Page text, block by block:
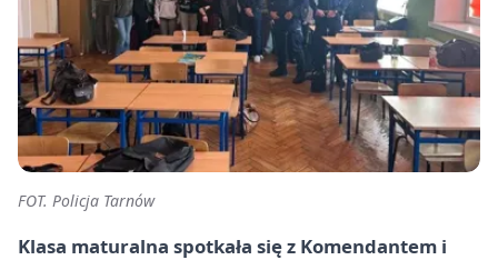
FOT. Policja Tarnów
Klasa maturalna spotkała się z Komendantem i